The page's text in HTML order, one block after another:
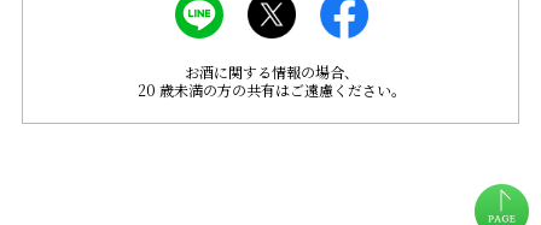
お酒に関する情報の場合、
20 歳未満の方の共有はご遠慮ください。